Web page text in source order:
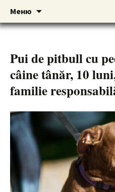
DOGNIK
American pitbull
BULLS Europe.
Меню
содержимому
Pui de pitbull cu
câine tânăr, 10
familie